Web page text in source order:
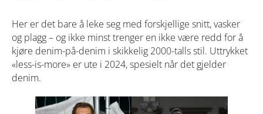
Her er det bare å leke seg med forskjellige snitt, vasker
og plagg – og ikke minst trenger en ikke være redd for å
kjøre denim-på-denim i skikkelig 2000-talls stil. Uttrykket
«less-is-more» er ute i 2024, spesielt når det gjelder
denim.